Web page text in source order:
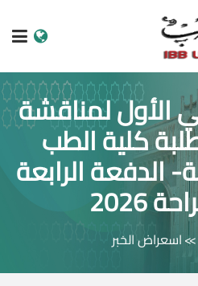
الأول لمناقشة
كلية الطب
الدفعة الرابعة
2026
اسعراض الخبر